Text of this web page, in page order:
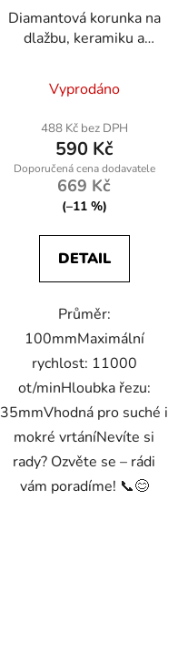
Diamantová korunka na
dlažbu, keramiku a
Vyprodáno
488 Kč bez DPH
590 Kč
669 Kč
(–11 %)
DETAIL
Průměr:
100mmMaximální
rychlost: 11000
ot/minHloubka řezu:
35mmVhodná pro suché i
mokré vrtáníNevíte si
rady? Ozvěte se – rádi
vám poradíme! 📞😊